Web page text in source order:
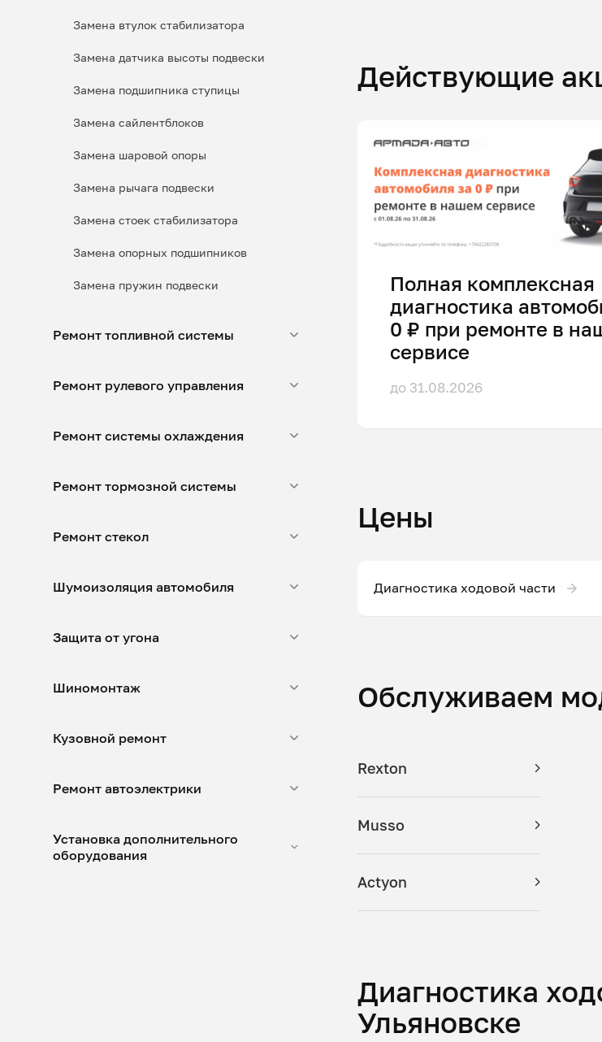
Замена втулок стабилизатора
Замена датчика высоты подвески
Замена подшипника ступицы
Замена сайлентблоков
Замена шаровой опоры
Замена рычага подвески
Замена стоек стабилизатора
Замена опорных подшипников
Замена пружин подвески
Ремонт топливной системы
Ремонт рулевого управления
Ремонт системы охлаждения
Ремонт тормозной системы
Ремонт стекол
Шумоизоляция автомобиля
Защита от угона
Шиномонтаж
Кузовной ремонт
Ремонт автоэлектрики
Установка дополнительного
оборудования
Действующие
Полная комплексная
диагностика
0 ₽ при ремонте в
сервисе
до 31.08.2026
Цены
Диагностика ходовой части
Обслуживаем
Rexton
Musso
Actyon
Диагностика
Ульяновске